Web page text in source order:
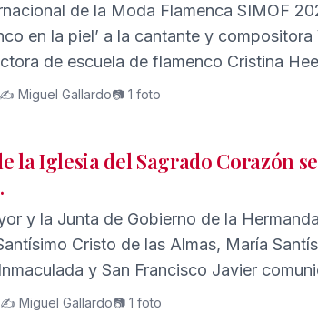
de la Moda Flamenca SIMOF
en la piel’ a la cantante y
de escuela de flamenco Cristina
emisora Radio Sevilla por su centenario
✍️ Miguel Gallardo📷 1 foto
la Iglesia del Sagrado Corazón
y la Junta de Gobierno de la
Cristo de las Almas, María
y San Francisco Javier
que, a partir del próximo día 10 de
✍️ Miguel Gallardo📷 1 foto